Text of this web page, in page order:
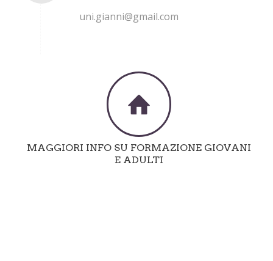
uni.gianni@gmail.com
MAGGIORI INFO SU FORMAZIONE GIOVANI
E ADULTI